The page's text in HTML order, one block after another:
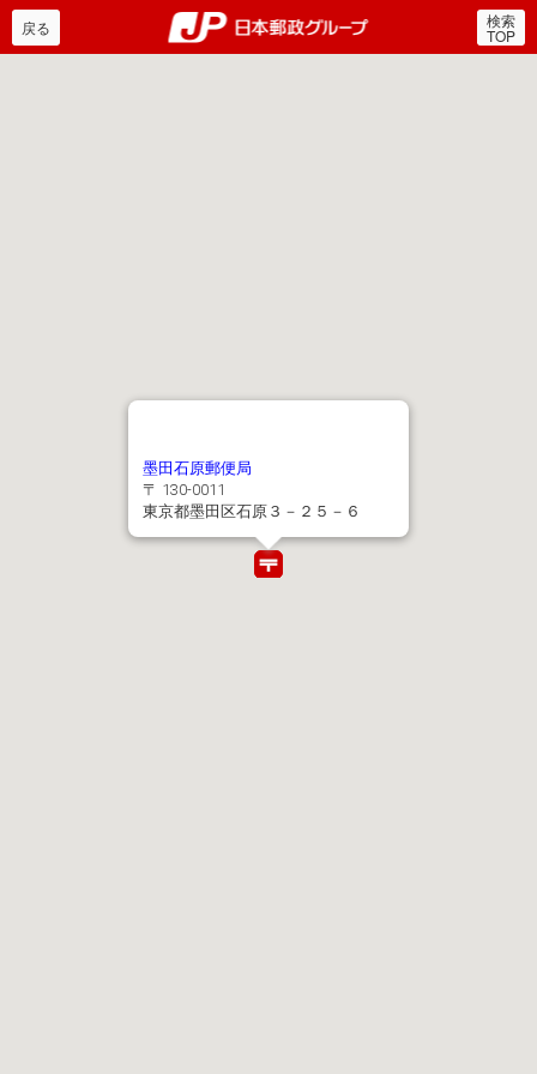
郵便局・日本郵政グルー
戻る 検索
TOP
墨田石原郵便局
〒 130-0011
東京都墨田区石原３－２５－６